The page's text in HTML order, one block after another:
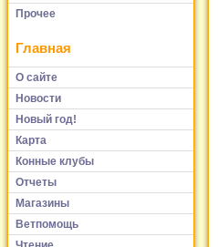
Прочее
Главная
О сайте
Новости
Новый год!
Карта
Конные клубы
Отчеты
Магазины
Ветпомощь